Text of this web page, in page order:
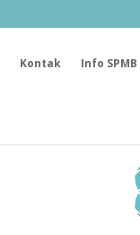
Kontak Info SPMB